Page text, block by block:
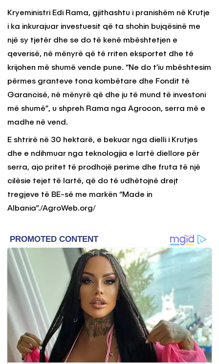
Kryeministri Edi Rama, gjithashtu i pranishëm në Krutje
i ka inkurajuar investuesit që ta shohin bujqësinë me
një sy tjetër dhe se do të kenë mbështetjen e
qeverisë, në mënyrë që të rriten eksportet dhe të
krijohen më shumë vende pune. “Ne do t’iu mbështesim
përmes granteve tona kombëtare dhe Fondit të
Garancisë, në mënyrë që dhe ju të mund të investoni
më shumë”, u shpreh Rama nga Agrocon, serra më e
madhe në vend.
E shtrirë në 30 hektarë, e bekuar nga dielli i Krutjes
dhe e ndihmuar nga teknologjia e lartë diellore për
serra, ajo pritet të prodhojë perime dhe fruta të një
cilësie tejet të lartë, që do të udhëtojnë drejt
tregjeve të BE-së me markën “Made in
Albania”./AgroWeb.org/